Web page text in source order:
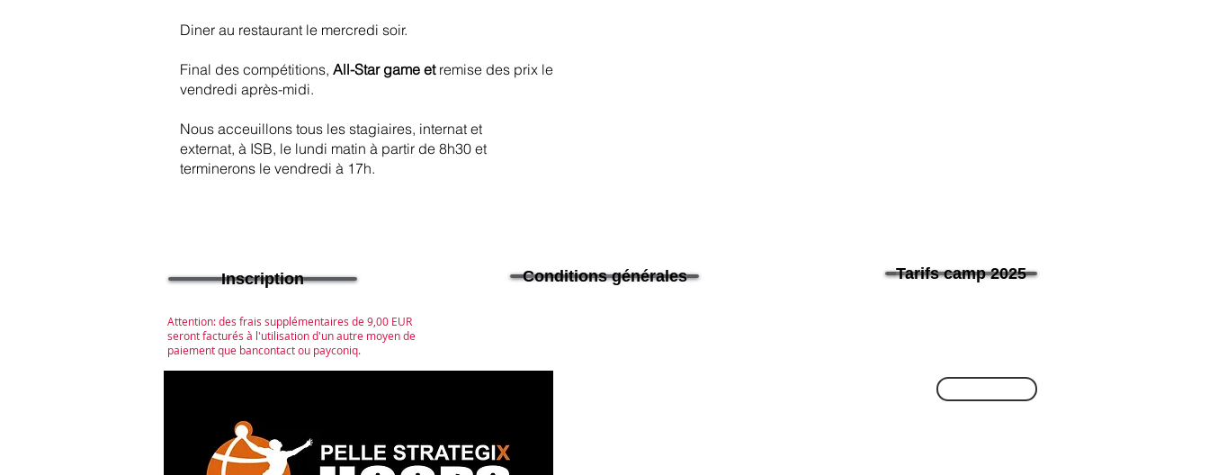
Diner au restaurant le mercredi soir.
Final des compétitions, All-Star game et remise des prix le
vendredi après-midi.
Nous acceuillons tous les stagiaires, internat et
externat, à ISB, le lundi matin à partir de 8h30 et
terminerons le vendredi à 17h.
Inscription Conditions générales Tarifs camp 2025
Attention: des frais supplémentaires de 9,00 EUR
seront facturés à l'utilisation d'un autre moyen de
paiement que bancontact ou payconiq.